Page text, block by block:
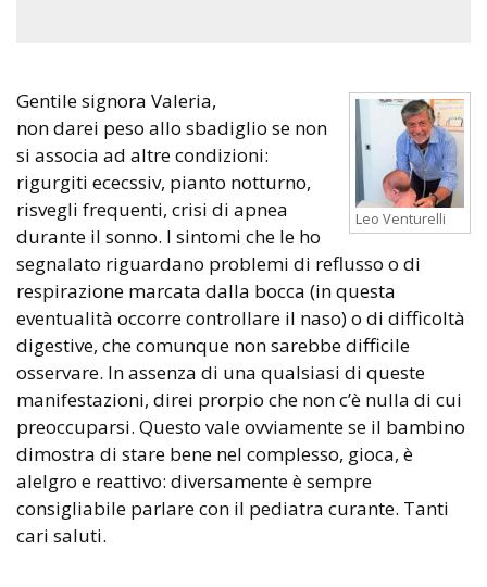
Leo Venturelli
Gentile signora Valeria,
non darei peso allo sbadiglio se non
si associa ad altre condizioni:
rigurgiti ececssiv, pianto notturno,
risvegli frequenti, crisi di apnea
durante il sonno. I sintomi che le ho
segnalato riguardano problemi di reflusso o di
respirazione marcata dalla bocca (in questa
eventualità occorre controllare il naso) o di difficoltà
digestive, che comunque non sarebbe difficile
osservare. In assenza di una qualsiasi di queste
manifestazioni, direi prorpio che non c’è nulla di cui
preoccuparsi. Questo vale ovviamente se il bambino
dimostra di stare bene nel complesso, gioca, è
alelgro e reattivo: diversamente è sempre
consigliabile parlare con il pediatra curante. Tanti
cari saluti.